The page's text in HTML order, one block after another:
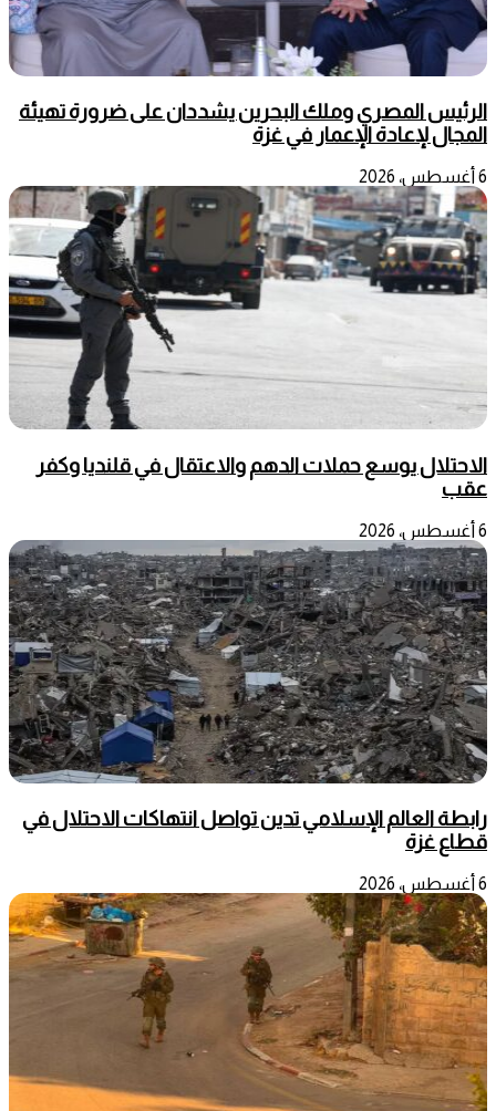
الرئيس المصري وملك البحرين يشددان على ضرورة تهيئة
المجال لإعادة الإعمار في غزة
6 أغسطس، 2026
الاحتلال يوسع حملات الدهم والاعتقال في قلنديا وكفر
عقب
6 أغسطس، 2026
رابطة العالم الإسلامي تدين تواصل انتهاكات الاحتلال في
قطاع غزة
6 أغسطس، 2026